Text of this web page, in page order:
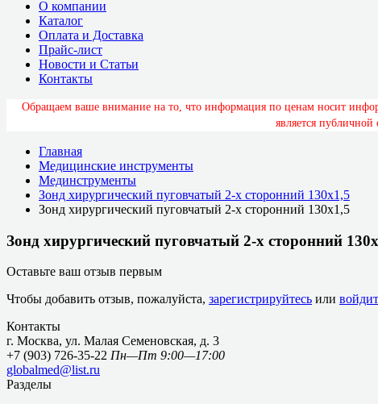
О компании
Каталог
Оплата и Доставка
Прайс-лист
Новости и Статьи
Контакты
Обращаем ваше внимание на то, что информация по ценам носит инфо
является публичной
Главная
Медицинские инструменты
Мединструменты
Зонд хирургический пуговчатый 2-х сторонний 130х1,5
Зонд хирургический пуговчатый 2-х сторонний 130х1,5
Зонд хирургический пуговчатый 2-х сторонний
Оставьте ваш отзыв первым
Чтобы добавить отзыв, пожалуйста, зарегистрируйтесь или
Контакты
г. Москва, ул. Малая Семеновская, д. 3
+7 (903) 726-35-22 Пн—Пт 9:00—17:00
globalmed@list.ru
Разделы